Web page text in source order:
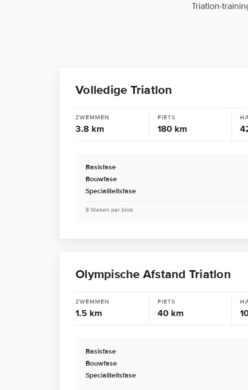
Triatlon-
Volledige Triatlon
ZWEMMEN
3.8 km
FIETS
180 km
Basisfase
Bouwfase
Specialiteitsfase
8 Weken per blok
Olympische Afstand Triatlon
ZWEMMEN
1.5 km
FIETS
40 km
Basisfase
Bouwfase
Specialiteitsfase